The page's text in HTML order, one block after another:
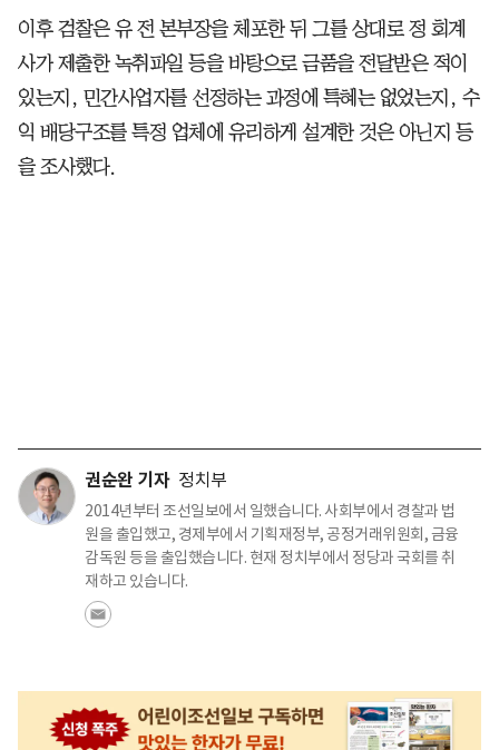
이후 검찰은 유 전 본부장을 체포한 뒤 그를 상대로 정 회계
사가 제출한 녹취파일 등을 바탕으로 금품을 전달받은 적이
있는지, 민간사업자를 선정하는 과정에 특혜는 없었는지, 수
익 배당구조를 특정 업체에 유리하게 설계한 것은 아닌지 등
을 조사했다.
권순완 기자 정치부
2014년부터 조선일보에서 일했습니다. 사회부에서 경찰과 법
원을 출입했고, 경제부에서 기획재정부, 공정거래위원회, 금융
감독원 등을 출입했습니다. 현재 정치부에서 정당과 국회를 취
재하고 있습니다.